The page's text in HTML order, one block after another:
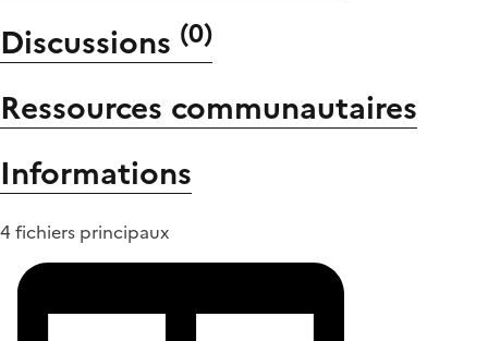
Discussions (0)
Ressources communautaires
Informations
4 fichiers principaux